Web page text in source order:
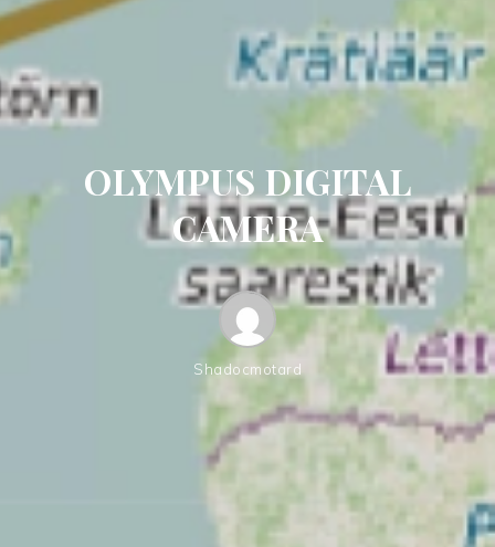
OLYMPUS DIGITAL
CAMERA
Shadocmotard